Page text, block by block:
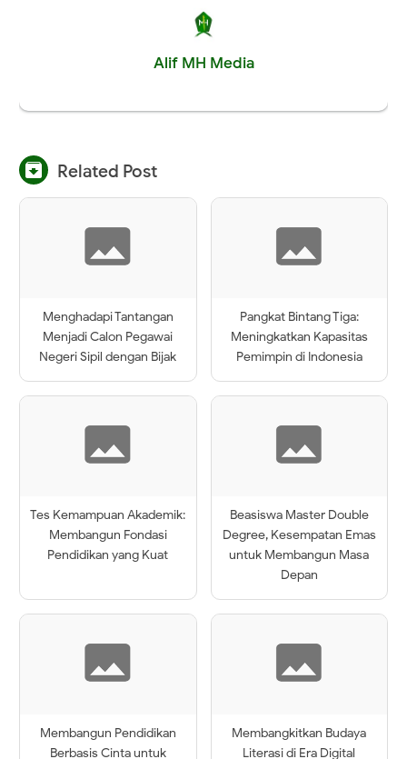
Alif MH Media
 Related Post
Menghadapi Tantangan
Menjadi Calon Pegawai
Negeri Sipil dengan Bijak
Pangkat Bintang Tiga:
Meningkatkan Kapasitas
Pemimpin di Indonesia
Tes Kemampuan Akademik:
Membangun Fondasi
Pendidikan yang Kuat
Beasiswa Master Double
Degree, Kesempatan Emas
untuk Membangun Masa
Depan
Membangun Pendidikan
Berbasis Cinta untuk
Membangkitkan Budaya
Literasi di Era Digital